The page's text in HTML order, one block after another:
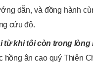
dẫn, và đồng hành
cứu độ.
từ khi tôi còn trong lòng
hồng ân cao quý Thiên